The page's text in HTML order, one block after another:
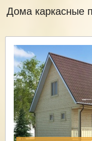
Дома каркасные